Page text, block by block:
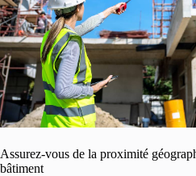
Assurez-vous de la proximité
bâtiment